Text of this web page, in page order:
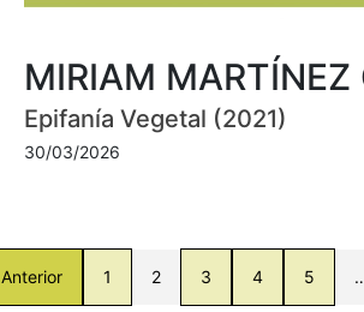
MIRIAM MARTÍNEZ
Epifanía Vegetal (2021)
30/03/2026
Anterior 1 2 3 4 5